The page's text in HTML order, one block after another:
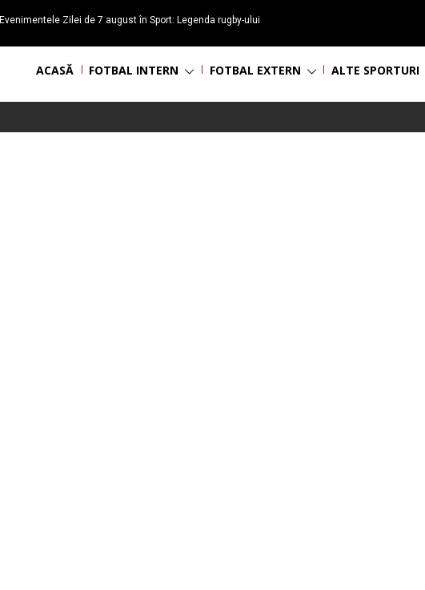
Evenimentele Zilei de 7 august în Sport: Legenda rugby-ului
ACASĂ FOTBAL INTERN FOTBAL EXTERN ALTE SPORTURI